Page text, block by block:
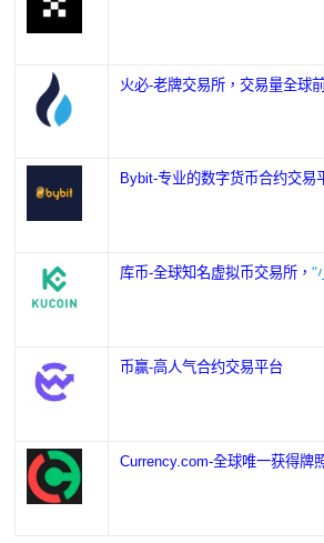
火必-老牌交易所，交易量全球
Bybit-专业的数字货币合约交易
库币-全球知名虚拟币交易所，“
币赢-高人气合约交易平台
Currency.com-全球唯一获得牌